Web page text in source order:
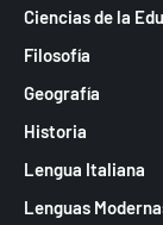
Ciencias de la
Filosofía
Geografía
Historia
Lengua Italiana
Lenguas